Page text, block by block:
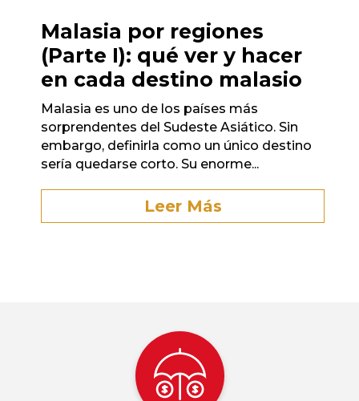
Malasia por regiones
(Parte I): qué ver y hacer
en cada destino malasio
Malasia es uno de los países más
sorprendentes del Sudeste Asiático. Sin
embargo, definirla como un único destino
sería quedarse corto. Su enorme...
Leer Más